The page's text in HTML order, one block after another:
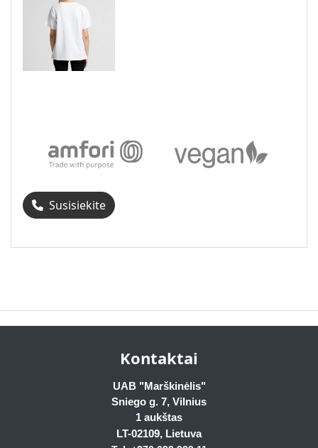
Susisiekite
Kontaktai
UAB "Marškinėlis"
Sniego g. 7, Vilnius
1 aukštas
LT-02109, Lietuva